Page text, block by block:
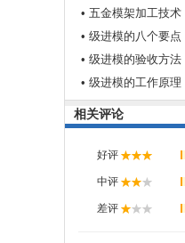
• 五金模架加工技
• 级进模的八个要点
• 级进模的验收方法
• 级进模的工作原理
相关评论